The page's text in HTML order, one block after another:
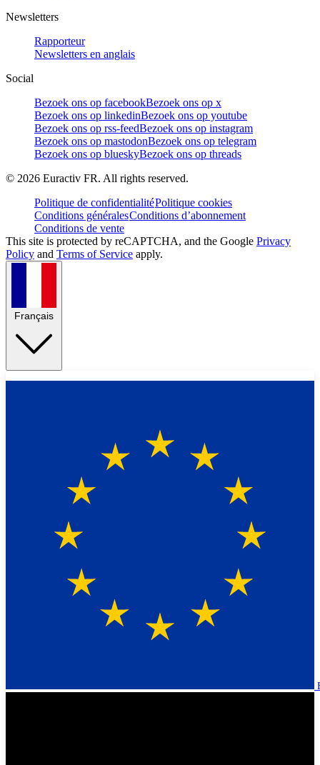
Newsletters
Rapporteur
Newsletters en anglais
Social
Bezoek ons op facebookBezoek ons op x
Bezoek ons op linkedinBezoek ons op youtube
Bezoek ons op rss-feedBezoek ons op instagram
Bezoek ons op mastodonBezoek ons op telegram
Bezoek ons op blueskyBezoek ons op threads
© 2026 Euractiv FR. All rights reserved.
Politique de confidentialitéPolitique cookies
Conditions généralesConditions d’abonnement
Conditions de vente
This site is protected by reCAPTCHA, and the Google Privacy
Policy and Terms of Service apply.
Français